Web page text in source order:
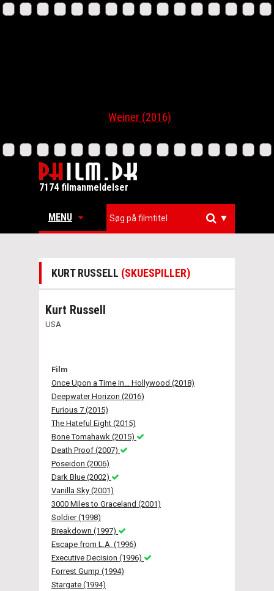
Weiner (2016)
7174 filmanmeldelser
MENU ▼
KURT RUSSELL (SKUESPILLER)
Kurt Russell
USA
Film
Once Upon a Time in... Hollywood (2018)
Deepwater Horizon (2016)
Furious 7 (2015)
The Hateful Eight (2015)
Bone Tomahawk (2015)
Death Proof (2007)
Poseidon (2006)
Dark Blue (2002)
Vanilla Sky (2001)
3000 Miles to Graceland (2001)
Soldier (1998)
Breakdown (1997)
Escape from L.A. (1996)
Executive Decision (1996)
Forrest Gump (1994)
Stargate (1994)